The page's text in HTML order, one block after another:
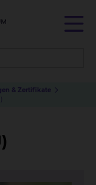
& Zertifikate